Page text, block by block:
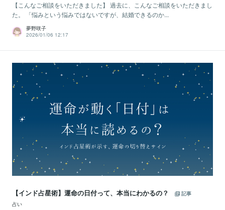
【こんなご相談をいただきました】 過去に、こんなご相談をいただきまし
た。 「悩みという悩みではないですが、結婚できるのか...
夢野咲子
2026/01/06 12:17
【インド占星術】運命の日付って、本当にわかるの？
記事
占い